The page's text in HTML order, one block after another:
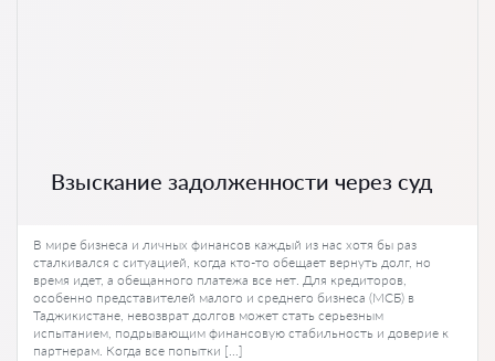
Взыскание задолженности через суд
В мире бизнеса и личных финансов каждый из нас хотя бы раз
сталкивался с ситуацией, когда кто-то обещает вернуть долг, но
время идет, а обещанного платежа все нет. Для кредиторов,
особенно представителей малого и среднего бизнеса (МСБ) в
Таджикистане, невозврат долгов может стать серьезным
испытанием, подрывающим финансовую стабильность и доверие к
партнерам. Когда все попытки […]